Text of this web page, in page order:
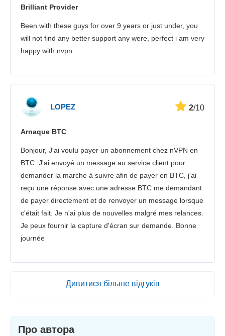
Brilliant Provider
Been with these guys for over 9 years or just under, you
will not find any better support any were, perfect i am very
happy with nvpn..
LOPEZ 2/10
Arnaque BTC
Bonjour, J'ai voulu payer un abonnement chez nVPN en
BTC. J'ai envoyé un message au service client pour
demander la marche à suivre afin de payer en BTC, j'ai
reçu une réponse avec une adresse BTC me demandant
de payer directement et de renvoyer un message lorsque
c'était fait. Je n'ai plus de nouvelles malgré mes relances.
Je peux fournir la capture d'écran sur demande. Bonne
journée
Дивитися більше відгуків
Про автора